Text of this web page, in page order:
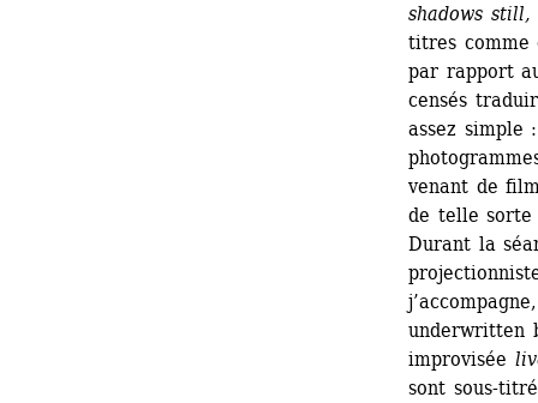
shadows still,
titres comme
par rapport
censés
assez simple
venant de
de telle sorte
Durant la
underwritten
improvisée
sont sous-